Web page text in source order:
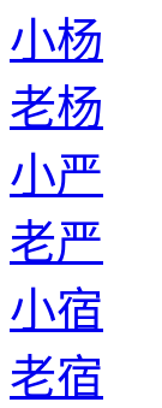
小杨
老杨
小严
老严
小宿
老宿